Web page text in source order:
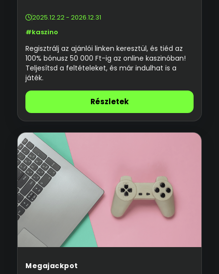
2025.12.22 - 2026.12.31
#kaszino
Regisztrálj az ajánlói linken keresztül, és tiéd az
100% bónusz 50 000 Ft-ig az online kaszinóban!
Teljesítsd a feltételeket, és már indulhat is a
játék.
Részletek
Megajackpot